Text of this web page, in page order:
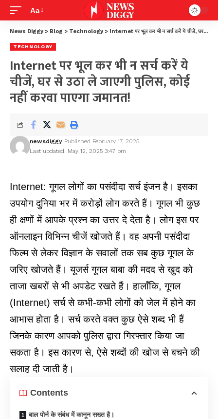
Aa
News Diggy > Blog > Technology > Internet पर भूल कर भी न सर्च करें ये चीजें, घर से उठा ले जाएगी पुलिस, कोई नहीं करवा पाएगा जमानत!
TECHNOLOGY
Internet पर भूल कर भी न सर्च करें ये
चीजें, घर से उठा ले जाएगी पुलिस, कोई
नहीं करवा पाएगा जमानत!
Last updated: May 12, 2025 3:47 pm
newsdiggy Published February 17, 2025
Internet: गूगल लोगों का पसंदीदा सर्च इंजन है। इसका
उपयोग दुनिया भर में करोड़ों लोग करते हैं। गूगल भी कुछ
ही क्षणों में आपके प्रश्न का उत्तर दे देता है। लोग इस पर
ऑनलाइन विभिन्न चीजें खोजते हैं। वह अपनी पसंदीदा
फिल्म से लेकर विज्ञान के सवालों तक सब कुछ गूगल के
जरिए खोजते हैं। यूजर्स गूगल बाबा की मदद से खुद को
ताजा खबरों से भी अपडेट रखते हैं। हालाँकि, गूगल
(Internet) सर्च से कभी-कभी लोगों को जेल में होने का
आभास होता है। सर्च करते वक्त कुछ ऐसे शब्द भी हैं
जिनके कारण आपको पुलिस द्वारा गिरफ्तार किया जा
सकता है। इस कारण से, ऐसे शब्दों की खोज से बचने की
सलाह दी जाती है।
Contents
बाल पोर्न के संबंध में कानून सख्त है।